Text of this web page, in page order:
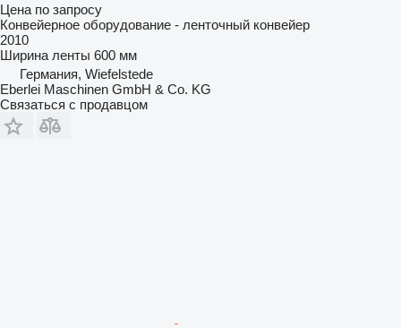
Цена по запросу
Конвейерное оборудование - ленточный конвейер
2010
Ширина ленты 600 мм
Германия, Wiefelstede
Eberlei Maschinen GmbH & Co. KG
Связаться с продавцом